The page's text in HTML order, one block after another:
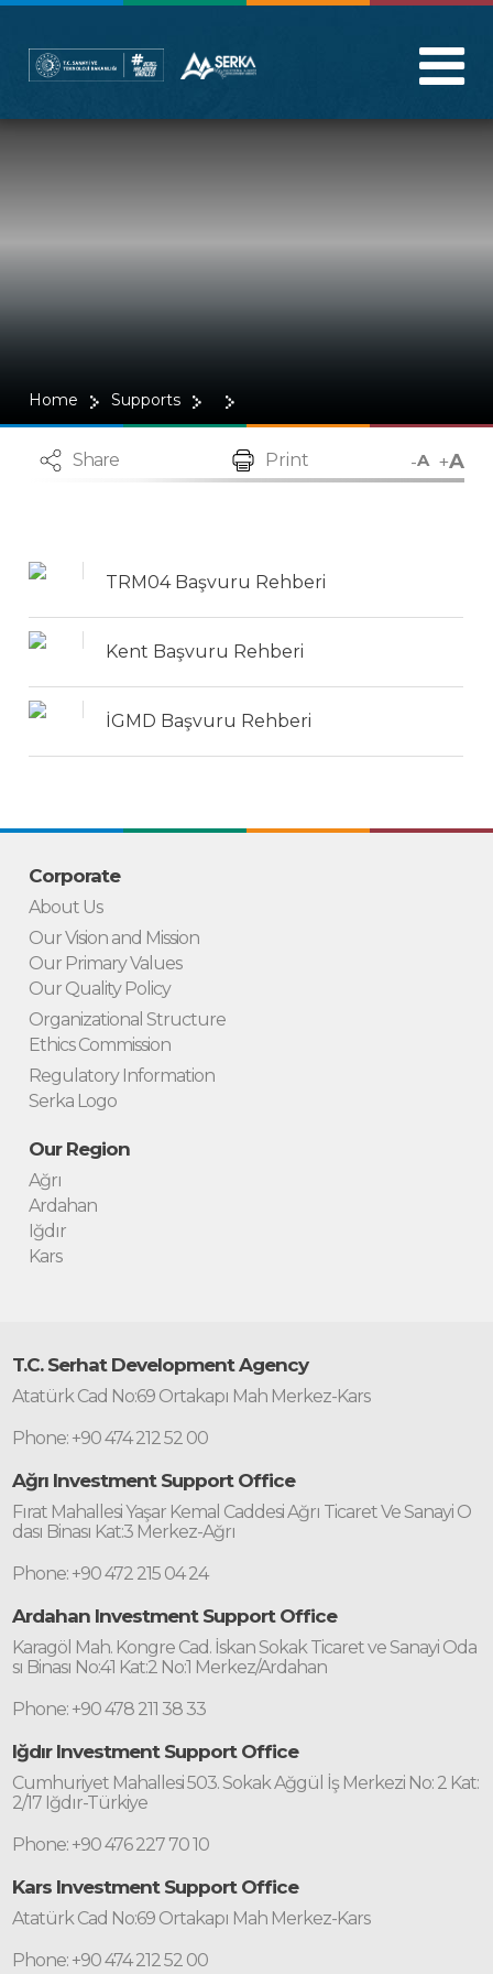
Home Supports
Share Print -A +A
TRM04 Başvuru Rehberi
Kent Başvuru Rehberi
İGMD Başvuru Rehberi
Corporate
About Us
Our Vision and Mission
Our Primary Values
Our Quality Policy
Organizational Structure
Ethics Commission
Regulatory Information
Serka Logo
Our Region
Ağrı
Ardahan
Iğdır
Kars
T.C. Serhat Development Agency
Atatürk Cad No:69 Ortakapı Mah Merkez-Kars
Phone: +90 474 212 52 00
Ağrı Investment Support Office
Fırat Mahallesi Yaşar Kemal Caddesi Ağrı Ticaret Ve Sanayi O
dası Binası Kat:3 Merkez-Ağrı
Phone: +90 472 215 04 24
Ardahan Investment Support Office
Karagöl Mah. Kongre Cad. İskan Sokak Ticaret ve Sanayi Oda
sı Binası No:41 Kat:2 No:1 Merkez/Ardahan
Phone: +90 478 211 38 33
Iğdır Investment Support Office
Cumhuriyet Mahallesi 503. Sokak Ağgül İş Merkezi No: 2 Kat:
2/17 Iğdır-Türkiye
Phone: +90 476 227 70 10
Kars Investment Support Office
Atatürk Cad No:69 Ortakapı Mah Merkez-Kars
Phone: +90 474 212 52 00